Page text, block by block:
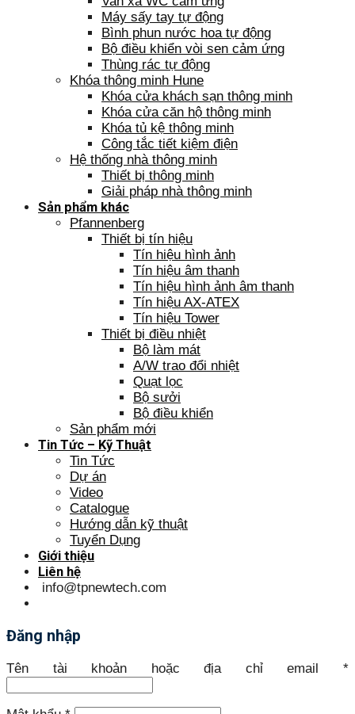
Máy sấy tay tự động
Bình phun nước hoa tự động
Bộ điều khiển vòi sen cảm ứng
Thùng rác tự động
Khóa thông minh Hune
Khóa cửa khách sạn thông minh
Khóa cửa căn hộ thông minh
Khóa tủ kệ thông minh
Công tắc tiết kiệm điện
Hệ thống nhà thông minh
Thiết bị thông minh
Giải pháp nhà thông minh
Sản phẩm khác
Pfannenberg
Thiết bị tín hiệu
Tín hiệu hình ảnh
Tín hiệu âm thanh
Tín hiệu hình ảnh âm thanh
Tín hiệu AX-ATEX
Tín hiệu Tower
Thiết bị điều nhiệt
Bộ làm mát
A/W trao đổi nhiệt
Quạt lọc
Bộ sưởi
Bộ điều khiển
Sản phẩm mới
Tin Tức – Kỹ Thuật
Tin Tức
Dự án
Video
Catalogue
Hướng dẫn kỹ thuật
Tuyển Dụng
Giới thiệu
Liên hệ
info@tpnewtech.com
Đăng nhập
Tên tài khoản hoặc địa chỉ email *